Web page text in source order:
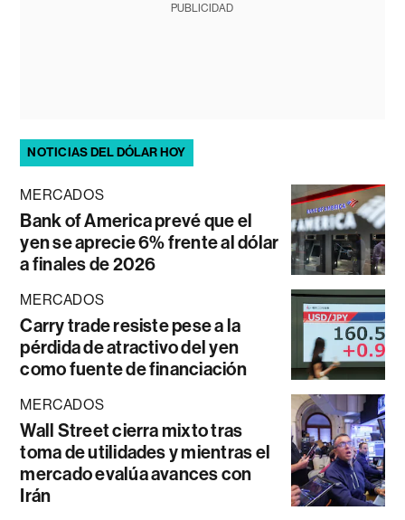
PUBLICIDAD
NOTICIAS DEL DÓLAR HOY
MERCADOS
Bank of America prevé que el
yen se aprecie 6% frente al dólar
a finales de 2026
MERCADOS
Carry trade resiste pese a la
pérdida de atractivo del yen
como fuente de financiación
MERCADOS
Wall Street cierra mixto tras
toma de utilidades y mientras el
mercado evalúa avances con
Irán